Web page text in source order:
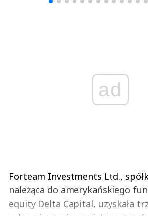
ad
Forteam Investments Ltd.,
należąca do amerykańskiego
equity Delta Capital, uzyskała